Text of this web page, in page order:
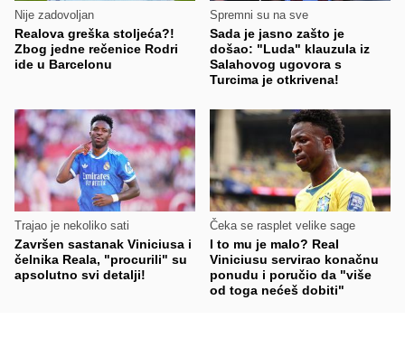
Nije zadovoljan
Realova greška stoljeća?!
Zbog jedne rečenice Rodri
ide u Barcelonu
Spremni su na sve
Sada je jasno zašto je
došao: "Luda" klauzula iz
Salahovog ugovora s
Turcima je otkrivena!
Trajao je nekoliko sati
Završen sastanak Viniciusa i
čelnika Reala, "procurili" su
apsolutno svi detalji!
Čeka se rasplet velike sage
I to mu je malo? Real
Viniciusu servirao konačnu
ponudu i poručio da "više
od toga nećeš dobiti"